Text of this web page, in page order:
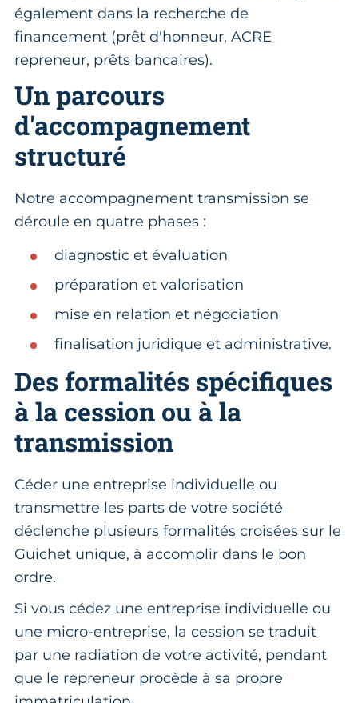
également dans la recherche de
financement (prêt d'honneur, ACRE
repreneur, prêts bancaires).
Un parcours
d'accompagnement
structuré
Notre accompagnement transmission se
déroule en quatre phases :
diagnostic et évaluation
préparation et valorisation
mise en relation et négociation
finalisation juridique et administrative.
Des formalités spécifiques
à la cession ou à la
transmission
Céder une entreprise individuelle ou
transmettre les parts de votre société
déclenche plusieurs formalités croisées sur le
Guichet unique, à accomplir dans le bon
ordre.
Si vous cédez une entreprise individuelle ou
une micro-entreprise, la cession se traduit
par une radiation de votre activité, pendant
que le repreneur procède à sa propre